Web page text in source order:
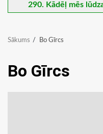
290. Kādēļ mēs
Sākums Bo Gīrcs
Bo Gīrcs